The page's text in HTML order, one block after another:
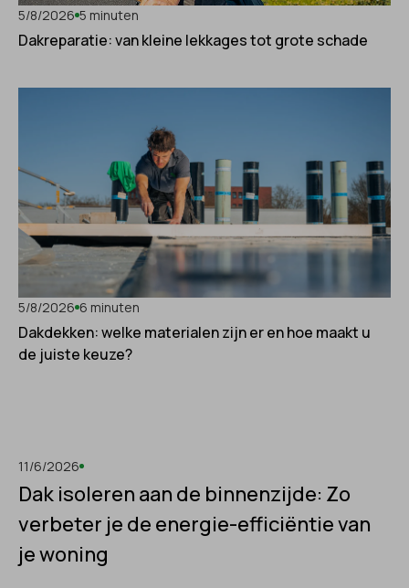
5/8/2026 5 minuten
Dakreparatie: van kleine lekkages tot grote schade
5/8/2026 6 minuten
Dakdekken: welke materialen zijn er en hoe maakt u
de juiste keuze?
11/6/2026
Dak isoleren aan de binnenzijde: Zo
verbeter je de energie-efficiëntie van
je woning